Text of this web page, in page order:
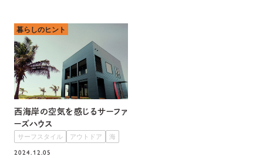
暮らしのヒント
西海岸の空気を感じるサーファ
ーズハウス
サーフスタイル アウトドア
海
2024.12.05